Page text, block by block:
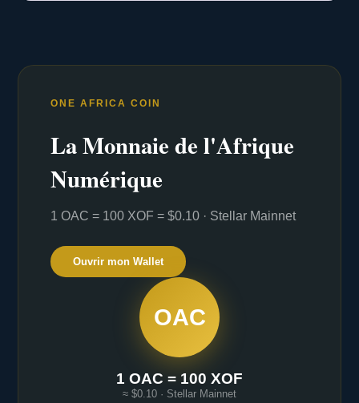
ONE AFRICA COIN
La Monnaie de l'Afrique
Numérique
1 OAC = 100 XOF = $0.10 · Stellar Mainnet
Ouvrir mon Wallet
OAC
1 OAC = 100 XOF
≈ $0.10 · Stellar Mainnet